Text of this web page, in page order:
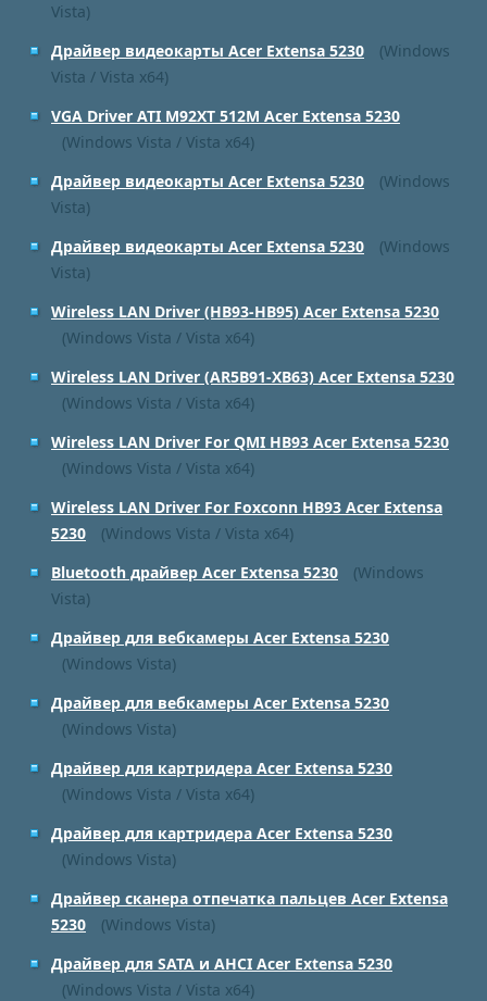
Vista)
Драйвер видеокарты Acer Extensa 5230
(Windows
Vista / Vista x64)
VGA Driver ATI M92XT 512M Acer Extensa 5230
(Windows Vista / Vista x64)
Драйвер видеокарты Acer Extensa 5230
(Windows
Vista)
Драйвер видеокарты Acer Extensa 5230
(Windows
Vista)
Wireless LAN Driver (HB93-HB95) Acer Extensa 5230
(Windows Vista / Vista x64)
Wireless LAN Driver (AR5B91-XB63) Acer Extensa 5230
(Windows Vista / Vista x64)
Wireless LAN Driver For QMI HB93 Acer Extensa 5230
(Windows Vista / Vista x64)
Wireless LAN Driver For Foxconn HB93 Acer Extensa
5230
(Windows Vista / Vista x64)
Bluetooth драйвер Acer Extensa 5230
(Windows
Vista)
Драйвер для вебкамеры Acer Extensa 5230
(Windows Vista)
Драйвер для вебкамеры Acer Extensa 5230
(Windows Vista)
Драйвер для картридера Acer Extensa 5230
(Windows Vista / Vista x64)
Драйвер для картридера Acer Extensa 5230
(Windows Vista)
Драйвер сканера отпечатка пальцев Acer Extensa
5230
(Windows Vista)
Драйвер для SATA и AHCI Acer Extensa 5230
(Windows Vista / Vista x64)